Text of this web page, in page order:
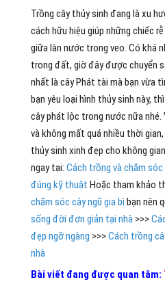
Trồng cây thủy sinh đang là xu
cách hữu hiệu giúp những chiếc
giữa làn nước trong veo. Có khá
trong đất, giờ đây được chuyển
nhất là cây Phát tài mà bạn vừa
bạn yêu loại hình thủy sinh này,
cây phát lộc trong nước nữa
và không mất quá nhiều thời
thủy sinh xinh đẹp cho không
ngay tại: Cách trồng và chăm
đúng kỹ thuật Hoặc tham khảo
chăm sóc cây ngũ gia bì bạn nên
sống đời đơn giản tại nhà>>>
đẹp ngỡ ngàng >>>Cách trồng
nhà
Bài viết đang được quan tâm: